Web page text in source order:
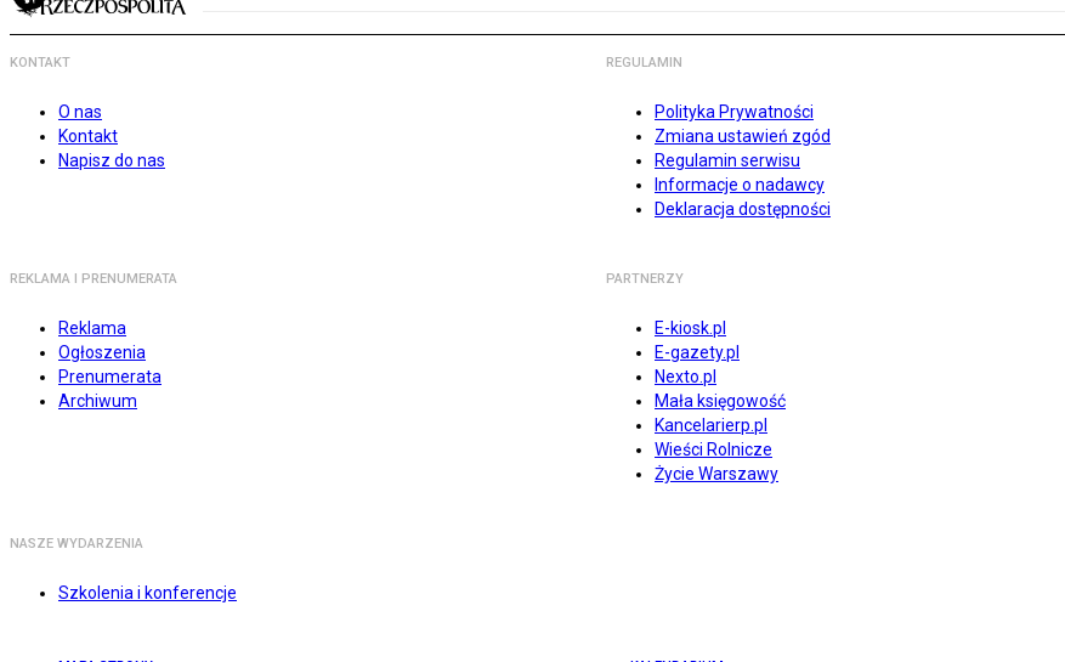
KONTAKT
O nas
Kontakt
Napisz do nas
REGULAMIN
Polityka Prywatności
Zmiana ustawień zgód
Regulamin serwisu
Informacje o nadawcy
Deklaracja dostępności
REKLAMA I PRENUMERATA
Reklama
Ogłoszenia
Prenumerata
Archiwum
PARTNERZY
E-kiosk.pl
E-gazety.pl
Nexto.pl
Mała księgowość
Kancelarierp.pl
Wieści Rolnicze
Życie Warszawy
NASZE WYDARZENIA
Szkolenia i konferencje